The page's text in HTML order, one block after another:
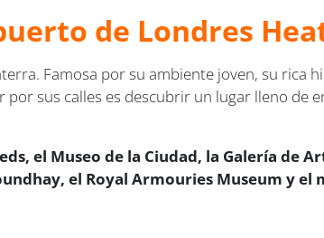
de Londres
Famosa por su ambiente joven, su rica
sus calles es descubrir un lugar lleno de
el Museo de la Ciudad, la Galería de
el Royal Armouries Museum y el